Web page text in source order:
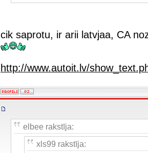
cik saprotu, ir arii latvjaa, CA
http://www.autoit.lv/
elbee rakstīja:
xls99 rakstīja: